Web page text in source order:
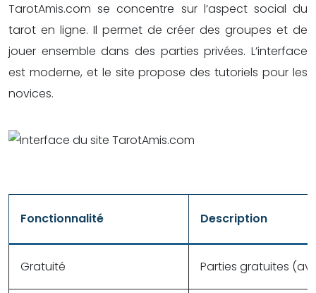
TarotAmis.com se concentre sur l’aspect social du
tarot en ligne. Il permet de créer des groupes et de
jouer ensemble dans des parties privées. L’interface
est moderne, et le site propose des tutoriels pour les
novices.
Fonctionnalité Description
Gratuité Parties gratuites